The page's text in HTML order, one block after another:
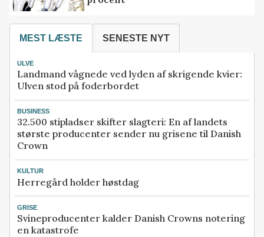
MEST LÆSTE SENESTE NYT
ULVE
Landmand vågnede ved lyden af skrigende kvier:
Ulven stod på foderbordet
BUSINESS
32.500 stipladser skifter slagteri: En af landets
største producenter sender nu grisene til Danish
Crown
KULTUR
Herregård holder høstdag
GRISE
Svineproducenter kalder Danish Crowns notering
en katastrofe